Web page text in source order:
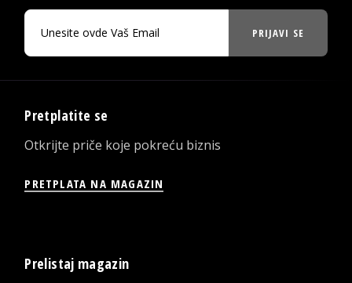
PRIJAVI SE
Pretplatite se
Otkrijte priče koje pokreću biznis
PRETPLATA NA MAGAZIN
Prelistaj magazin